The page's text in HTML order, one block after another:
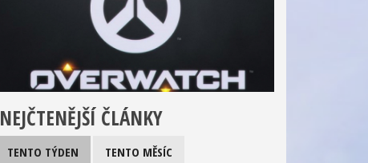
NEJČTENĚJŠÍ ČLÁNKY
TENTO TÝDEN TENTO MĚSÍC